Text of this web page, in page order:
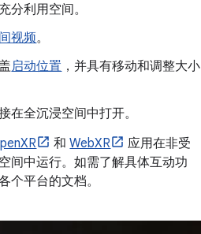
分利用空间。
视频。
启动位置 ，并具有移动和调整大小
在全沉浸空间中打开。
和WebXR
应用在非受
间中运行。如需了解具体互动功
个平台的文档。